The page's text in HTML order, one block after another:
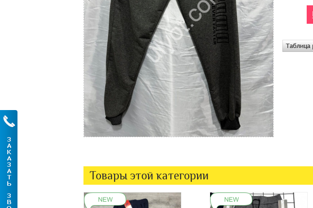
Товары этой категории